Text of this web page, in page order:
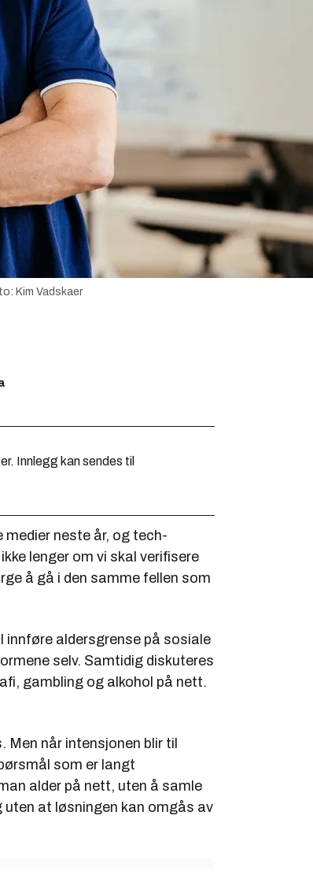
Kim Vadskaer
Innlegg kan sendes til
neste år, og tech-
lenger om vi skal verifisere
å gå i den samme fellen som
innføre aldersgrense på sosiale
selv. Samtidig diskuteres
gambling og alkohol på nett.
Men når intensjonen blir til
som er langt
alder på nett, uten å samle
uten at løsningen kan omgås av